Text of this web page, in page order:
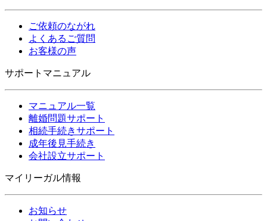
ご依頼のながれ
よくあるご質問
お客様の声
サポートマニュアル
マニュアル一覧
離婚問題サポート
相続手続きサポート
成年後見手続き
会社設立サポート
マイリーガル情報
お知らせ